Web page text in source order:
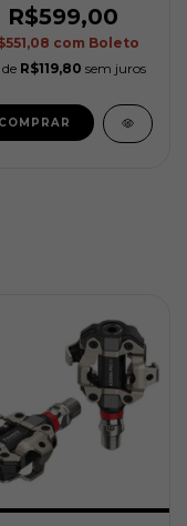
Disc / P Disc -
REMOVABLE
HANDLE
R$599,00
com Boleto
R$119,80 sem juros
COMPRAR